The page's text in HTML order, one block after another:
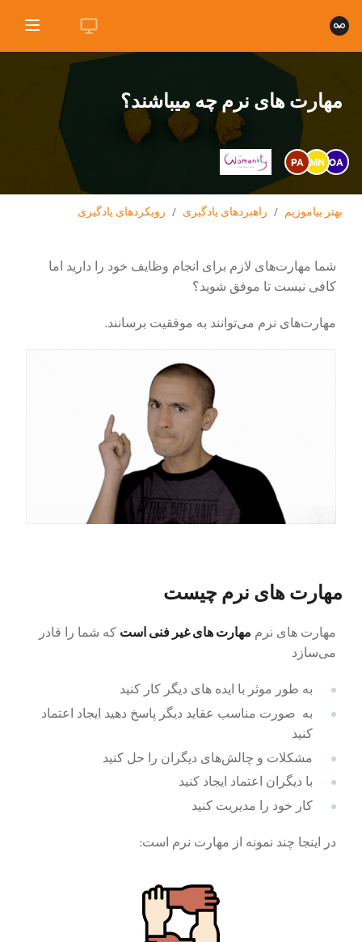
مهارت های نرم چه میباشند؟
OA
MN
PA
بهتر بیاموزیم / راهبردهای یادگیری / رویکردهای یادگیری
شما مهارت‌های لازم برای انجام وظایف خود را دارید اما
کافی نیست تا موفق شوید؟
مهارت‌های نرم می‌توانند به موفقیت برسانند.
مهارت های نرم چیست
مهارت های نرم مهارت های غیر فنی است که شما را قادر
می‌سازد
به طور موثر با ایده های دیگر کار کنید
به صورت مناسب عقاید دیگر پاسخ دهید ایجاد اعتماد
کنید
مشکلات و چالش‌های دیگران را حل کنید
با دیگران اعتماد ایجاد کنید
کار خود را مدیریت کنید
در اینجا چند نمونه از مهارت نرم است: